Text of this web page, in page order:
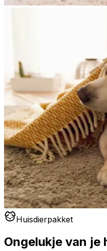
Huisdierpakket
Ongelukje van je